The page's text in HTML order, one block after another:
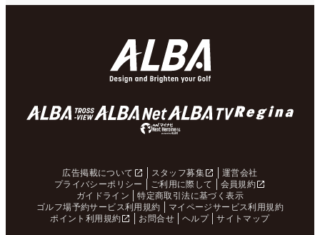
広告掲載について スタッフ募集
運営会社
プライバシーポリシー
ご利用に際して
会員規約
ガイドライン
特定商取引法に基づく表示
ゴルフ場予約サービス利用規約
マイページサービス利用規約
ポイント利用規約
お問合せ ヘルプ サイトマップ